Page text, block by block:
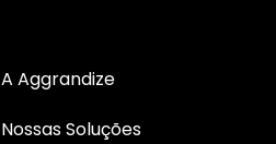
A Aggrandize
Nossas Soluções